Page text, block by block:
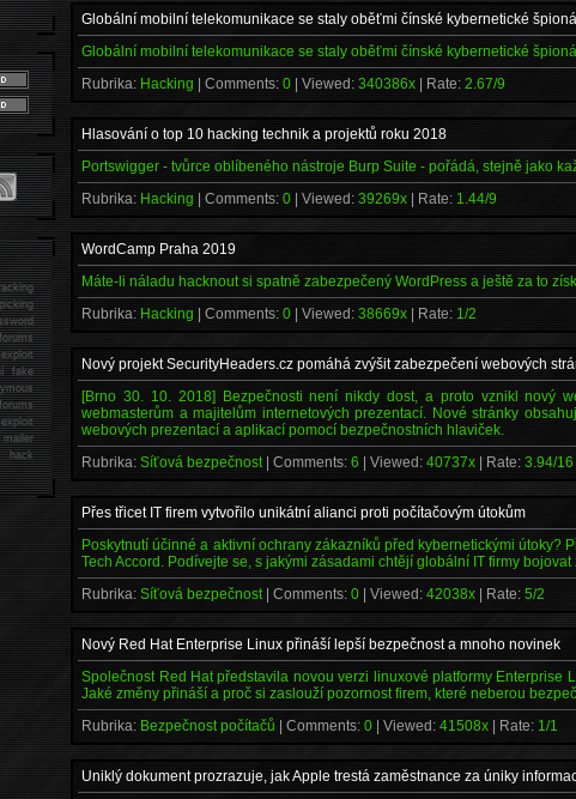
Globální mobilní telekomunikace se staly oběťmi čínské kybernetické
Globální mobilní telekomunikace se staly oběťmi čínské kybernetické
Rubrika: Hacking | Comments:0 | Viewed:340386x | Rate:2.67/9
Hlasování o top 10 hacking technik a projektů roku 2018
Portswigger - tvůrce oblíbeného nástroje Burp Suite - pořádá, stejně jako
Rubrika: Hacking | Comments:0 | Viewed:39269x | Rate: 1.44/9
WordCamp Praha 2019
Máte-li náladu hacknout si spatně zabezpečený WordPress a ještě za to
Rubrika: Hacking | Comments:0 | Viewed:38669x | Rate: 1/2
Nový projekt SecurityHeaders.cz pomáhá zvýšit zabezpečení webových
[Brno 30. 10. 2018] Bezpečnosti není nikdy dost, a proto vznikl nový
webmasterům a majitelům internetových prezentací. Nové stránky
webových prezentací a aplikací pomocí bezpečnostních hlaviček.
Rubrika:Síťová bezpečnost | Comments:6 | Viewed:40737x | Rate:3.94/16
Přes třicet IT firem vytvořilo unikátní alianci proti počítačovým útokům
Poskytnutí účinné a aktivní ochrany zákazníků před kybernetickými útoky?
Tech Accord. Podívejte se, s jakými zásadami chtějí globální IT firmy
Rubrika:Síťová bezpečnost | Comments:0 | Viewed:42038x | Rate:5/2
Nový Red Hat Enterprise Linux přináší lepší bezpečnost a mnoho novinek
Společnost Red Hat představila novou verzi linuxové platformy Enterprise
Jaké změny přináší a proč si zaslouží pozornost firem, které neberou
Rubrika: Bezpečnost počítačů | Comments:0 | Viewed:41508x | Rate: 1/1
Uniklý dokument prozrazuje, jak Apple trestá zaměstnance za úniky
fake
hack